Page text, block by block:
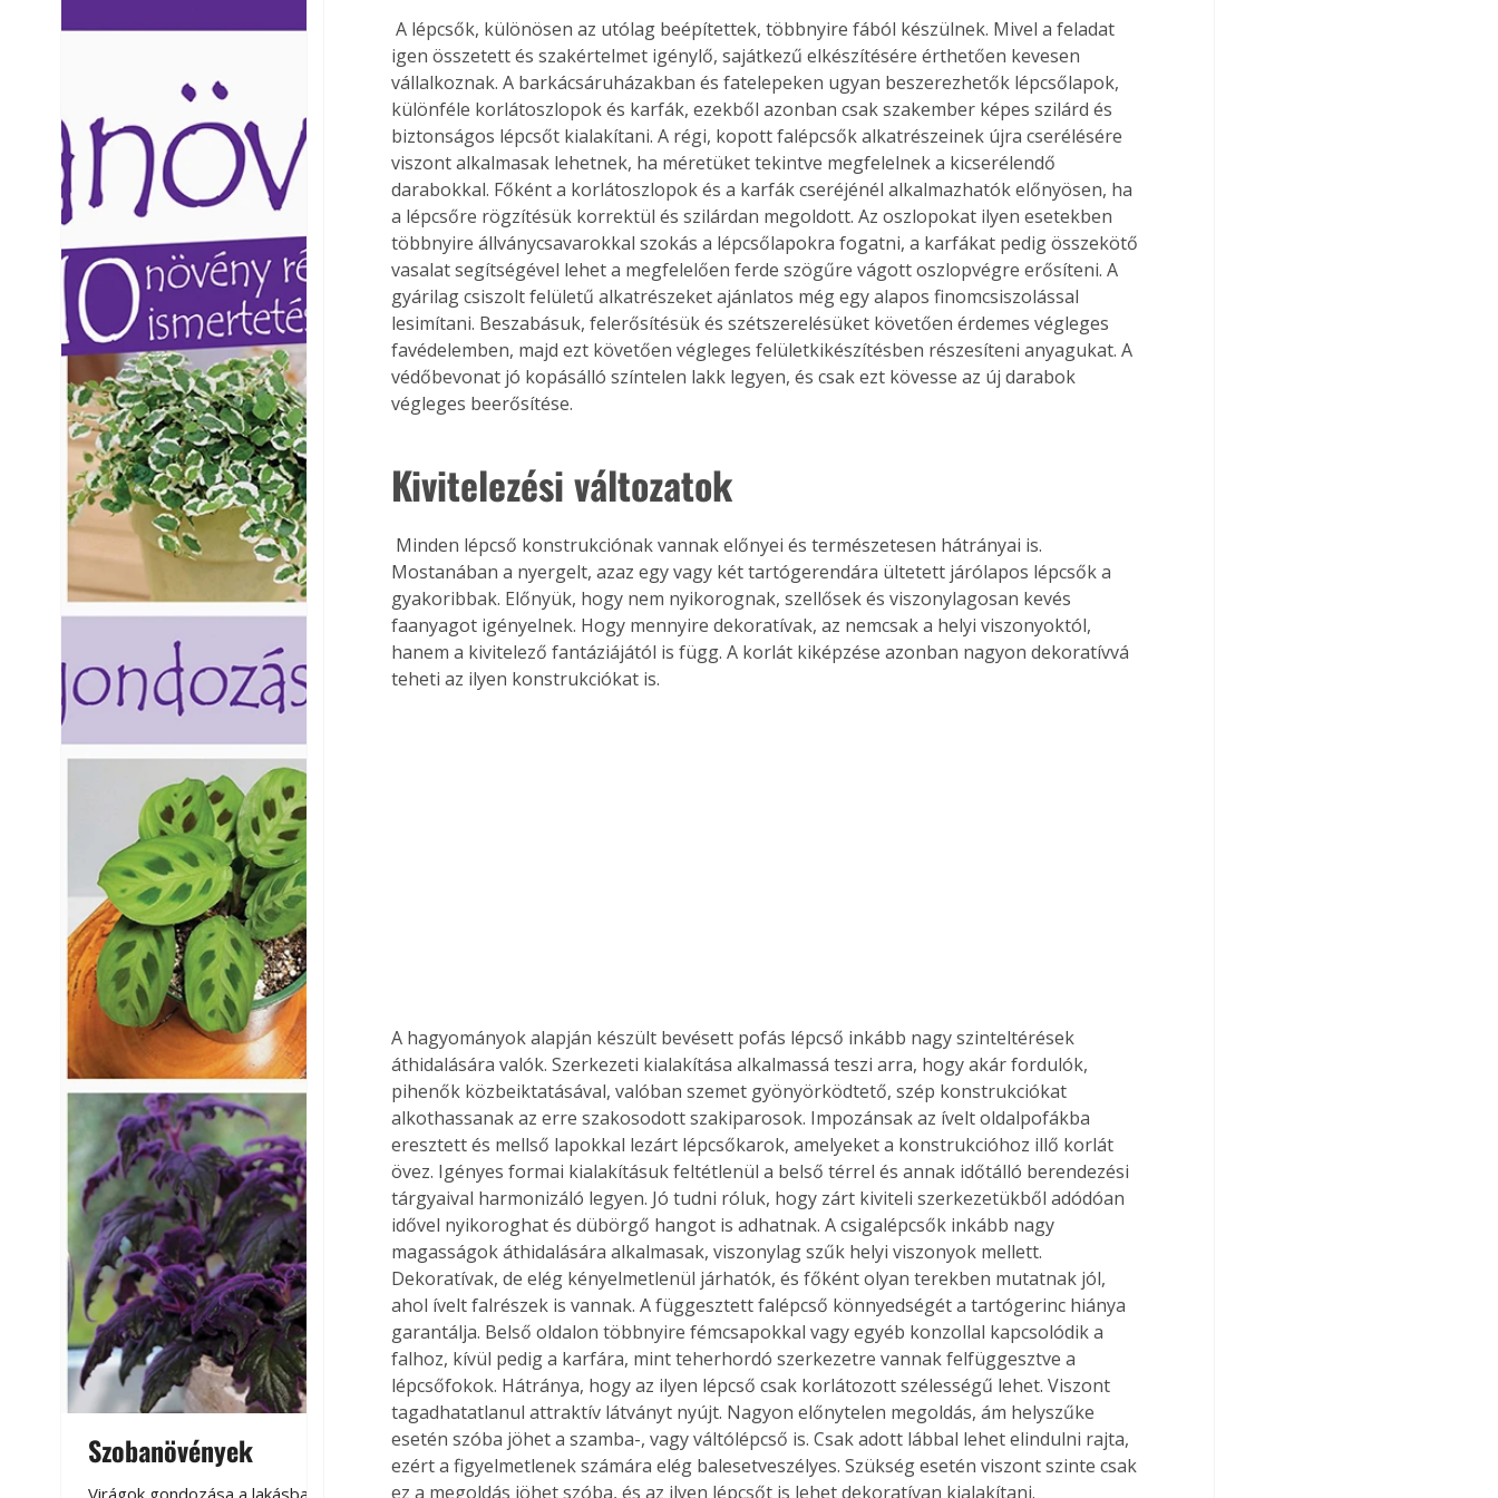
Ezermester lapszámai. A
Laptapir kényelmes megoldás,
mert: – t
Szobanövények
Virágoskert: kertben,
teraszon, lakásban
Gyógyító növények: a
természet kincsei az
A lépcsők, különösen az utólag beépítettek, többnyire fából készülnek. Mivel a feladat
igen összetett és szakértelmet igénylő, sajátkezű elkészítésére érthetően kevesen
vállalkoznak. A barkácsáruházakban és fatelepeken ugyan beszerezhetők lépcsőlapok,
különféle korlátoszlopok és karfák, ezekből azonban csak szakember képes szilárd és
biztonságos lépcsőt kialakítani. A régi, kopott falépcsők alkatrészeinek újra cserélésére
viszont alkalmasak lehetnek, ha méretüket tekintve megfelelnek a kicserélendő
darabokkal. Főként a korlátoszlopok és a karfák cseréjénél alkalmazhatók előnyösen, ha
a lépcsőre rögzítésük korrektül és szilárdan megoldott. Az oszlopokat ilyen esetekben
többnyire állványcsavarokkal szokás a lépcsőlapokra fogatni, a karfákat pedig összekötő
vasalat segítségével lehet a megfelelően ferde szögűre vágott oszlopvégre erősíteni. A
gyárilag csiszolt felületű alkatrészeket ajánlatos még egy alapos finomcsiszolással
lesimítani. Beszabásuk, felerősítésük és szétszerelésüket követően érdemes végleges
favédelemben, majd ezt követően végleges felületkikészítésben részesíteni anyagukat. A
védőbevonat jó kopásálló színtelen lakk legyen, és csak ezt kövesse az új darabok
végleges beerősítése.
Kivitelezési változatok
Mostanában a nyergelt, azaz egy vagy két tartógerendára ültetett járólapos lépcsők a
gyakoribbak. Előnyük, hogy nem nyikorognak, szellősek és viszonylagosan kevés
faanyagot igényelnek. Hogy mennyire dekoratívak, az nemcsak a helyi viszonyoktól,
hanem a kivitelező fantáziájától is függ. A korlát kiképzése azonban nagyon dekoratívvá
teheti az ilyen konstrukciókat is.
A hagyományok alapján készült bevésett pofás lépcső inkább nagy szinteltérések
áthidalására valók. Szerkezeti kialakítása alkalmassá teszi arra, hogy akár fordulók,
pihenők közbeiktatásával, valóban szemet gyönyörködtető, szép konstrukciókat
alkothassanak az erre szakosodott szakiparosok. Impozánsak az ívelt oldalpofákba
eresztett és mellső lapokkal lezárt lépcsőkarok, amelyeket a konstrukcióhoz illő korlát
övez. Igényes formai kialakításuk feltétlenül a belső térrel és annak időtálló berendezési
tárgyaival harmonizáló legyen. Jó tudni róluk, hogy zárt kiviteli szerkezetükből adódóan
idővel nyikoroghat és dübörgő hangot is adhatnak. A csigalépcsők inkább nagy
magasságok áthidalására alkalmasak, viszonylag szűk helyi viszonyok mellett.
Dekoratívak, de elég kényelmetlenül járhatók, és főként olyan terekben mutatnak jól,
ahol ívelt falrészek is vannak. A függesztett falépcső könnyedségét a tartógerinc hiánya
garantálja. Belső oldalon többnyire fémcsapokkal vagy egyéb konzollal kapcsolódik a
falhoz, kívül pedig a karfára, mint teherhordó szerkezetre vannak felfüggesztve a
lépcsőfokok. Hátránya, hogy az ilyen lépcső csak korlátozott szélességű lehet. Viszont
tagadhatatlanul attraktív látványt nyújt. Nagyon előnytelen megoldás, ám helyszűke
esetén szóba jöhet a szamba-, vagy váltólépcső is. Csak adott lábbal lehet elindulni rajta,
ezért a figyelmetlenek számára elég balesetveszélyes. Szükség esetén viszont szinte csak
ez a megoldás jöhet szóba, és az ilyen lépcsőt is lehet dekoratívan kialakítani.